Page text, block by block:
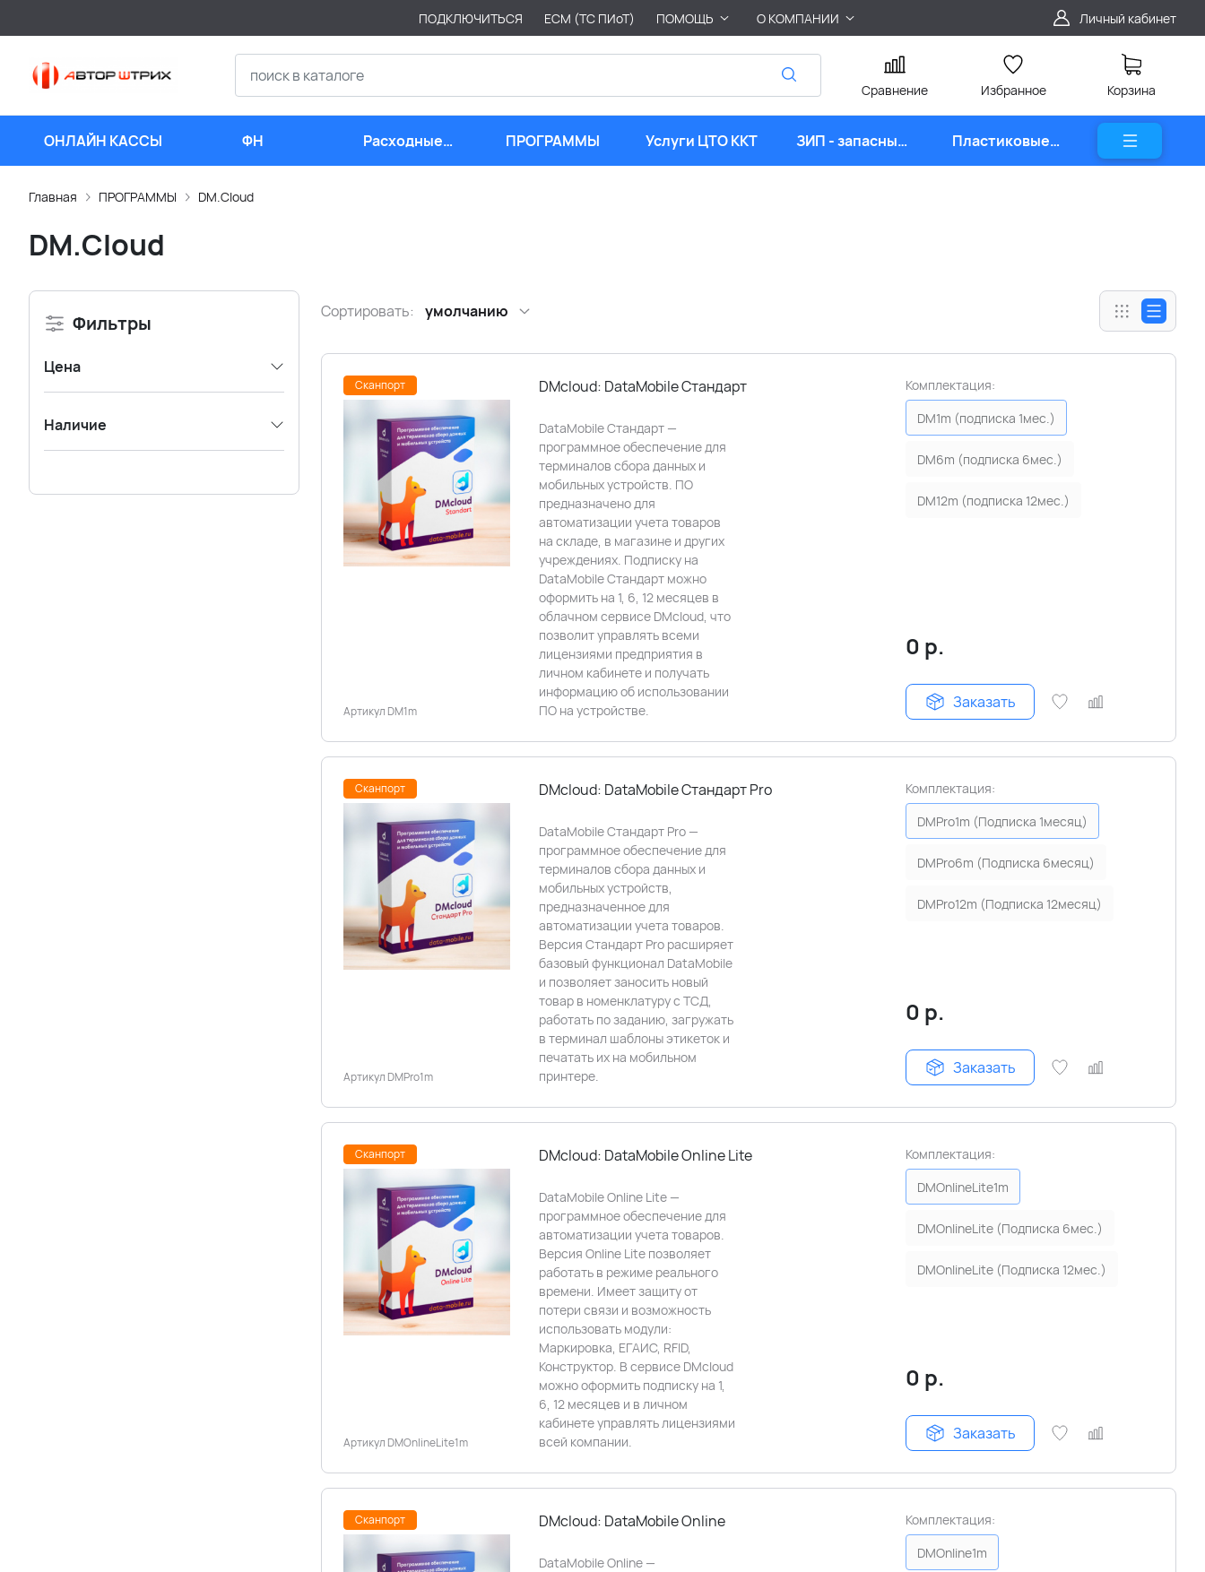
ПОДКЛЮЧИТЬСЯ ЕСМ (ТС ПИоТ) ПОМОЩЬ О КОМПАНИИ Личный кабинет
Сравнение Избранное Корзина
ОНЛАЙН КАССЫ ФН
Расходные
материалы
ПРОГРАММЫ Услуги ЦТО ККТ
ЗИП - запасные
части
Пластиковые
карты
Главная ПРОГРАММЫ DM.Cloud
DM.Cloud
Фильтры
Цена
Наличие
Сортировать: умолчанию
Сканпорт
Артикул DM1m
DMcloud: DataMobile Стандарт
DataMobile Стандарт —
программное обеспечение для
терминалов сбора данных и
мобильных устройств. ПО
предназначено для
автоматизации учета товаров
на складе, в магазине и других
учреждениях. Подписку на
DataMobile Стандарт можно
оформить на 1, 6, 12 месяцев в
облачном сервисе DMcloud, что
позволит управлять всеми
лицензиями предприятия в
личном кабинете и получать
информацию об использовании
ПО на устройстве.
Комплектация:
DM1m (подписка 1мес.)
DM6m (подписка 6мес.)
DM12m (подписка 12мес.)
0 р.
Заказать
Сканпорт
Артикул DMPro1m
DMcloud: DataMobile Стандарт Pro
DataMobile Стандарт Pro —
программное обеспечение для
терминалов сбора данных и
мобильных устройств,
предназначенное для
автоматизации учета товаров.
Версия Стандарт Pro расширяет
базовый функционал DataMobile
и позволяет заносить новый
товар в номенклатуру с ТСД,
работать по заданию, загружать
в терминал шаблоны этикеток и
печатать их на мобильном
принтере.
Комплектация:
DMPro1m (Подписка 1месяц)
DMPro6m (Подписка 6месяц)
DMPro12m (Подписка 12месяц)
0 р.
Заказать
Сканпорт
Артикул DMOnlineLite1m
DMcloud: DataMobile Online Lite
DataMobile Online Lite —
программное обеспечение для
автоматизации учета товаров.
Версия Online Lite позволяет
работать в режиме реального
времени. Имеет защиту от
потери связи и возможность
использовать модули:
Маркировка, ЕГАИС, RFID,
Конструктор. В сервисе DMcloud
можно оформить подписку на 1,
6, 12 месяцев и в личном
кабинете управлять лицензиями
всей компании.
Комплектация:
DMOnlineLite1m
DMOnlineLite (Подписка 6мес.)
DMOnlineLite (Подписка 12мес.)
0 р.
Заказать
Сканпорт DMcloud: DataMobile Online
DataMobile Online —
Комплектация:
DMOnline1m